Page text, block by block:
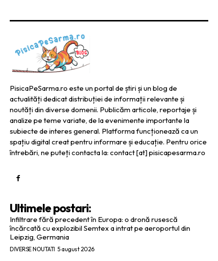
PisicaPeSarma.ro este un portal de știri și un blog de
actualități dedicat distribuției de informații relevante și
noutăți din diverse domenii. Publicăm articole, reportaje și
analize pe teme variate, de la evenimente importante la
subiecte de interes general. Platforma funcționează ca un
spațiu digital creat pentru informare și educație. Pentru orice
întrebări, ne puteți contacta la: contact [at] pisicapesarma.ro
Ultimele postari:
Infiltrare fără precedent în Europa: o dronă rusescă
încărcată cu explozibil Semtex a intrat pe aeroportul din
Leipzig, Germania
DIVERSE NOUTATI 5 august 2026